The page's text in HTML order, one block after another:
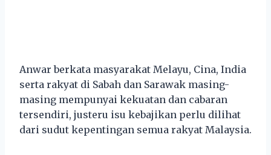
Anwar berkata masyarakat Melayu, Cina, India
serta rakyat di Sabah dan Sarawak masing-
masing mempunyai kekuatan dan cabaran
tersendiri, justeru isu kebajikan perlu dilihat
dari sudut kepentingan semua rakyat Malaysia.